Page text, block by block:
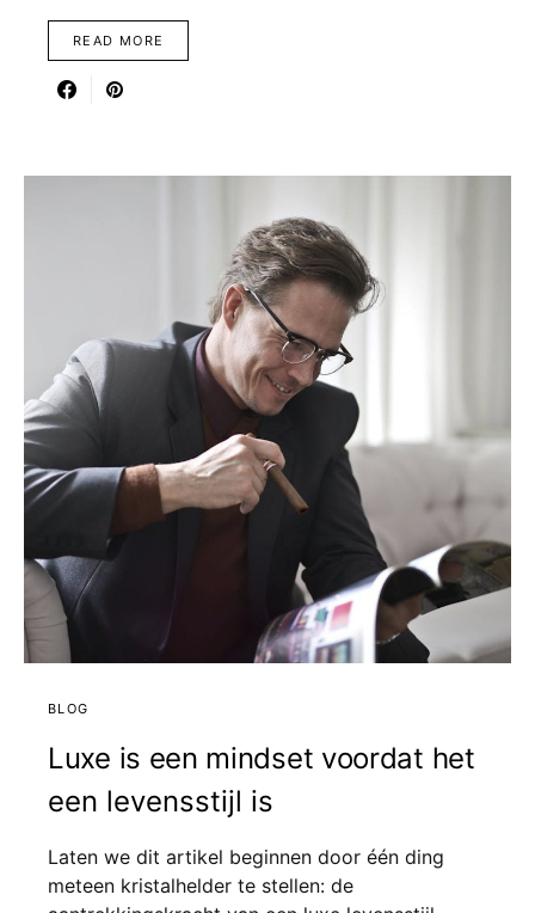
READ MORE
BLOG
Luxe is een mindset voordat het
een levensstijl is
Laten we dit artikel beginnen door één ding
meteen kristalhelder te stellen: de